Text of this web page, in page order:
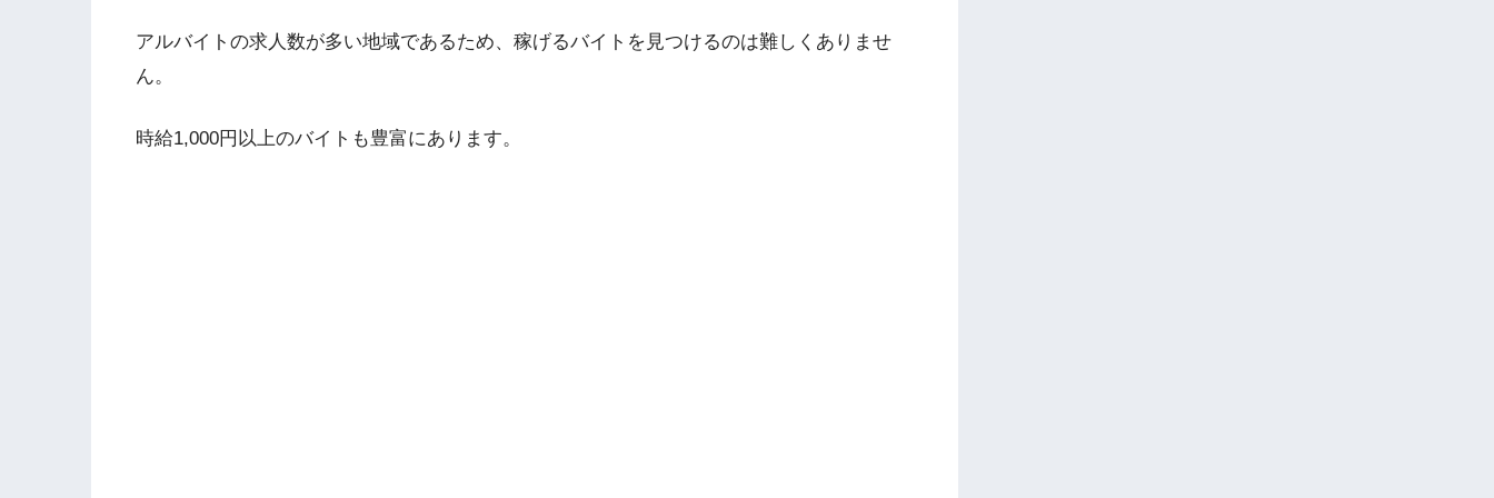
アルバイトの求人数が多い地域であるため、稼げるバイトを見つけるのは難しくありませ
ん。
時給1,000円以上のバイトも豊富にあります。